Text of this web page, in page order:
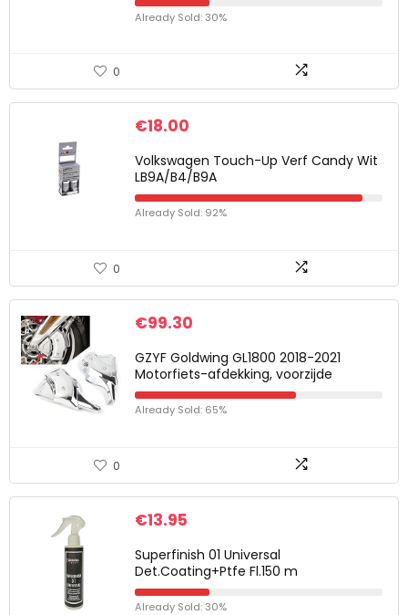
Already Sold: 30%
0
€18.00
Volkswagen Touch-Up Verf Candy Wit
LB9A/B4/B9A
Already Sold: 92%
0
€99.30
GZYF Goldwing GL1800 2018-2021
Motorfiets-afdekking, voorzijde
Already Sold: 65%
0
€13.95
Superfinish 01 Universal
Det.Coating+Ptfe Fl.150 m
Already Sold: 30%